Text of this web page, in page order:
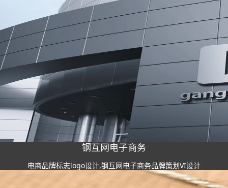
钢互网电子商务
电商品牌标志logo设计,钢互网电子商务品牌策划VI设计